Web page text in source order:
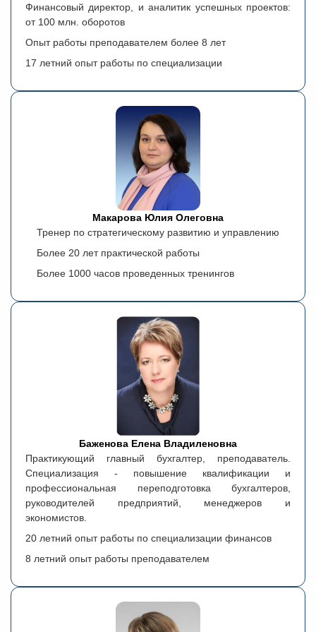
Финансовый директор, и аналитик успешных проектов:
от 100 млн. оборотов
Опыт работы преподавателем более 8 лет
17 летний опыт работы по специализации
Макарова Юлия Олеговна
Тренер по стратегическому развитию и управлению
Более 20 лет практической работы
Более 1000 часов проведенных тренингов
Баженова Елена Владиленовна
Практикующий главный бухгалтер, преподаватель.
Специализация - повышение квалификации и
профессиональная переподготовка бухгалтеров,
руководителей предприятий, менеджеров и
экономистов.
20 летний опыт работы по специализации финансов
8 летний опыт работы преподавателем